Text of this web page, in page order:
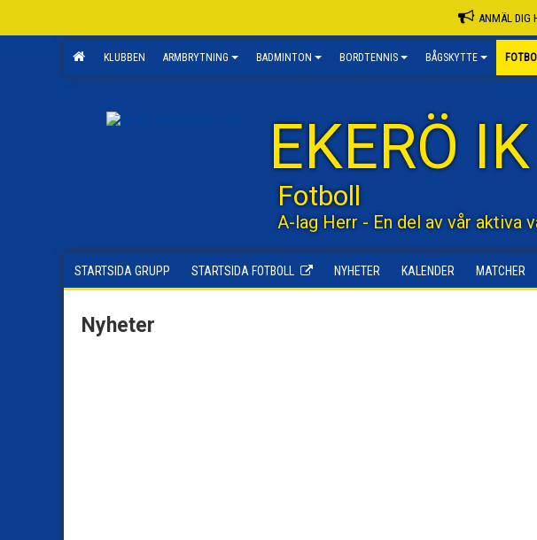
ANMÄL DIG
KLUBBEN ARMBRYTNING BADMINTON BORDTENNIS BÅGSKYTTE
EKERÖ IK
Fotboll
A-lag Herr - En del av vår aktiva
STARTSIDA GRUPP STARTSIDA FOTBOLL NYHETER KALENDER MATCHER
Nyheter